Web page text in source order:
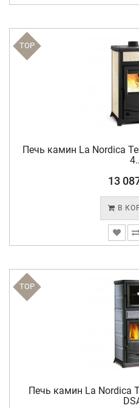
TOP
Печь камин La Nordica
13
В
TOP
Печь камин La Nordica